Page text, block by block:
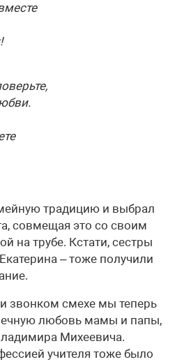
традицию и выбрал
совмещая это со своим
на трубе. Кстати, сестры
– тоже получили
звонком смехе мы теперь
любовь мамы и папы,
Михеевича.
учителя тоже было